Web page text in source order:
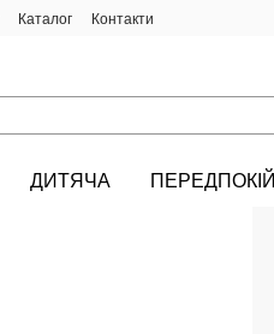
Каталог Контакти
ДИТЯЧА ПЕРЕДПОКІЙ